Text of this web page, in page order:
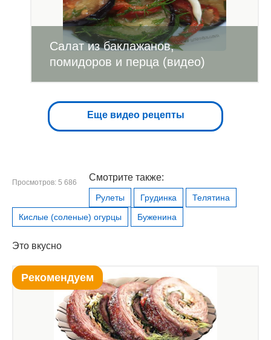
Салат из баклажанов,
помидоров и перца (видео)
Еще видео рецепты
Просмотров: 5 686 Смотрите также:
Рулеты Грудинка
Телятина
Кислые (соленые) огурцы
Буженина
Это вкусно
Рекомендуем